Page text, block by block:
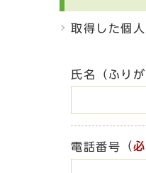
取得した個
氏名（ふりが
電話番号 （